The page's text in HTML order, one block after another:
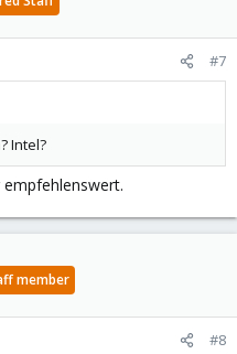
#7
Intel?
empfehlenswert.
member
#8